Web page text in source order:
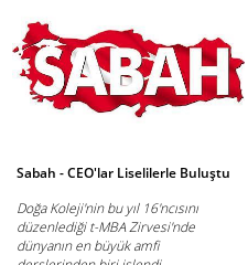
Sabah - CEO'lar Liselilerle Buluştu
Doğa Koleji'nin bu yıl 16'ncısını
düzenlediği t-MBA Zirvesi'nde
dünyanın en büyük amfi